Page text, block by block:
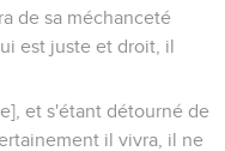
de sa méchanceté
est juste et droit, il
et s'étant détourné de
il vivra, il ne